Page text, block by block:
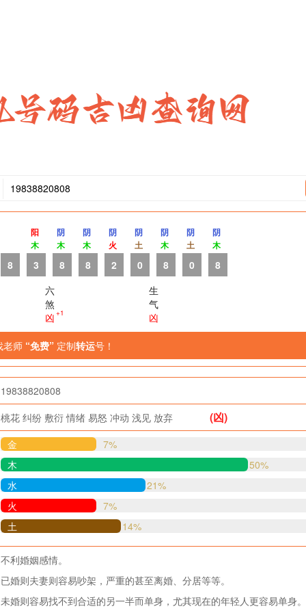
8
阳
木
3
阴
木
8
阴
木
8
六
煞
凶 +1
阴
火
2
阴
土
0
阴
木
8
阴
土
0
阴
木
8
生
气
凶
老师 “免费” 定制转运号！
19838820808
桃花 纠纷 敷衍 情绪 易怒 冲动 浅见 放弃 (凶)
金
7%
木
50%
水
21%
火
7%
土
14%
不利婚姻感情。
已婚则夫妻则容易吵架，严重的甚至离婚、分居等等。
未婚则容易找不到合适的另一半而单身，尤其现在的年轻人更容易单身。